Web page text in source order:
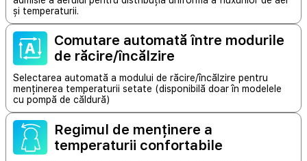
și temperaturii.
Comutare automată între modurile
de răcire/încălzire
Selectarea automată a modului de răcire/încălzire pentru
menținerea temperaturii setate (disponibilă doar în modelele
cu pompă de căldură)
Regimul de menținere a
temperaturii confortabile